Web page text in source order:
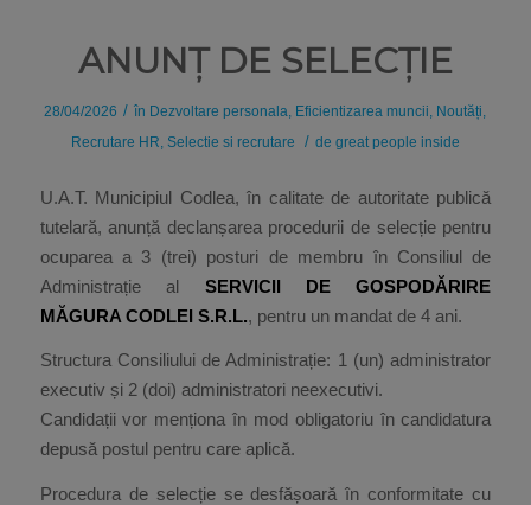
ANUNȚ DE SELECȚIE
28/04/2026 / în Dezvoltare personala, Eficientizarea muncii, Noutăți,
Recrutare HR, Selectie si recrutare / de great people inside
U.A.T. Municipiul Codlea, în calitate de autoritate publică
tutelară, anunță declanșarea procedurii de selecție pentru
ocuparea a 3 (trei) posturi de membru în Consiliul de
Administrație al SERVICII DE GOSPODĂRIRE
MĂGURA CODLEI S.R.L., pentru un mandat de 4 ani.
Structura Consiliului de Administrație: 1 (un) administrator
executiv și 2 (doi) administratori neexecutivi.
Candidații vor menționa în mod obligatoriu în candidatura
depusă postul pentru care aplică.
Procedura de selecție se desfășoară în conformitate cu